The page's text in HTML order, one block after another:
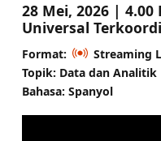
28 Mei, 2026 | 4.00
Universal
Format:
Streaming
Topik: Data dan Analitik
Bahasa: Spanyol